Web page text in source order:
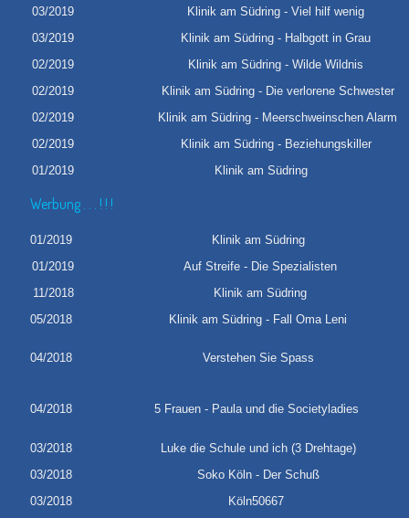
03/2019
Klinik am Südring - Viel hilf wenig
03/2019
Klinik am Südring - Halbgott in Grau
02/2019
Klinik am Südring - Wilde Wildnis
02/2019
Klinik am Südring - Die verlorene Schwester
02/2019
Klinik am Südring - Meerschweinschen Alarm
02/2019
Klinik am Südring - Beziehungskiller
01/2019
Klinik am
Werbung . . . ! ! !
01/2019
Klinik am Südring
01/2019
Auf Streife - Die Spezialisten
11/2018
Klinik am Südring
05/2018
Klinik am Südring - Fall Oma Leni
04/2018 Verstehen Sie Spass
04/2018 5 Frauen - Paula und die Societyladies
03/2018
Luke die Schule und ich (3 Drehtage)
03/2018
Soko Köln - Der Schuß
03/2018
Köln50667